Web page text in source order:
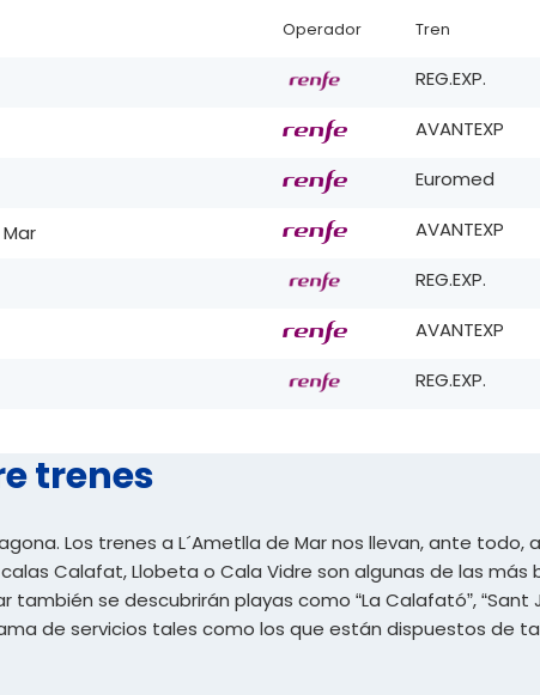
Operador Tren
REG.EXP.
AVANTEXP
Euromed
AVANTEXP
REG.EXP.
AVANTEXP
REG.EXP.
trenes
Los trenes a L´Ametlla de Mar nos llevan, ante
Calafat, Llobeta o Cala Vidre son algunas de las más
se descubrirán playas como “La Calafató”, “Sant
de servicios tales como los que están dispuestos de